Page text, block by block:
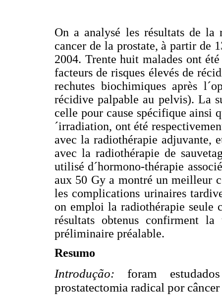
On a analysé les résultats de la
cancer de la prostate, à partir de
2004. Trente huit malades ont
facteurs de risques élevés de
rechutes biochimiques après
récidive palpable au pelvis). La
celle pour cause spécifique ainsi
´irradiation, ont été
avec la radiothérapie adjuvante,
avec la radiothérapie de
utilisé d´hormono-thérapie
aux 50 Gy a montré un meilleur
les complications urinaires
on emploi la radiothérapie seule
résultats obtenus confirment la
préliminaire préalable.
Resumo
Introdução: foram
prostatectomia radical por